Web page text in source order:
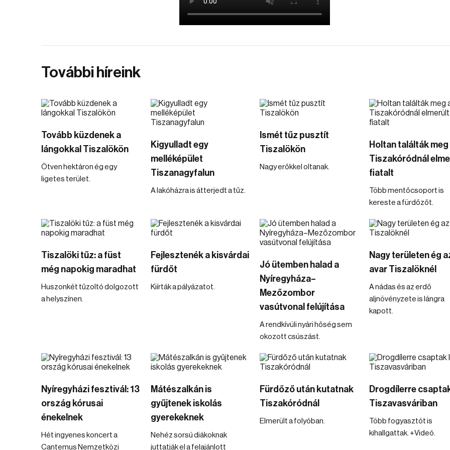
További híreink
Tovább küzdenek a
lángokkal Tiszalökön
Ötven hektáron ég egy
ligetes terület.
Kigyulladt egy
melléképület
Tiszanagyfalun
A lakóházra is átterjedt a tűz.
Ismét tűz pusztít
Tiszalökön
Nagy erőkkel oltanak.
Holtan találták meg
Tiszakóródnál
fiatalt
Több mentőcsoport is
kereste a fürdőzőt.
Tiszalöki tűz: a füst
még napokig maradhat
Huszonkét tűzoltó dolgozott
a helyszínen.
Fejlesztenék a kisvárdai
fürdőt
Kiírták a pályázatot.
Jó ütemben halad a
Nyíregyháza–
Mezőzombor
vasútvonal felújítása
A rendkívüli nyári hőség sem
okozott csúszást.
Nagy területen ég
avar Tiszalöknél
A nádas és az erdő
aljnövényzete is lángra
kapott.
Nyíregyházi fesztivál: 13
ország kórusai
énekelnek
Hét ingyenes koncert a
Cantemus Nemzetközi
Mátészalkán is
gyűjtenek iskolás
gyerekeknek
Nehéz sorsú diákoknak
juttatják el a felajánlott
Fürdőző után kutatnak
Tiszakóródnál
Elmerült a folyóban.
Drogdílerre
Tiszavasváriban
Több fogyasztót is
kihallgattak. +Videó.